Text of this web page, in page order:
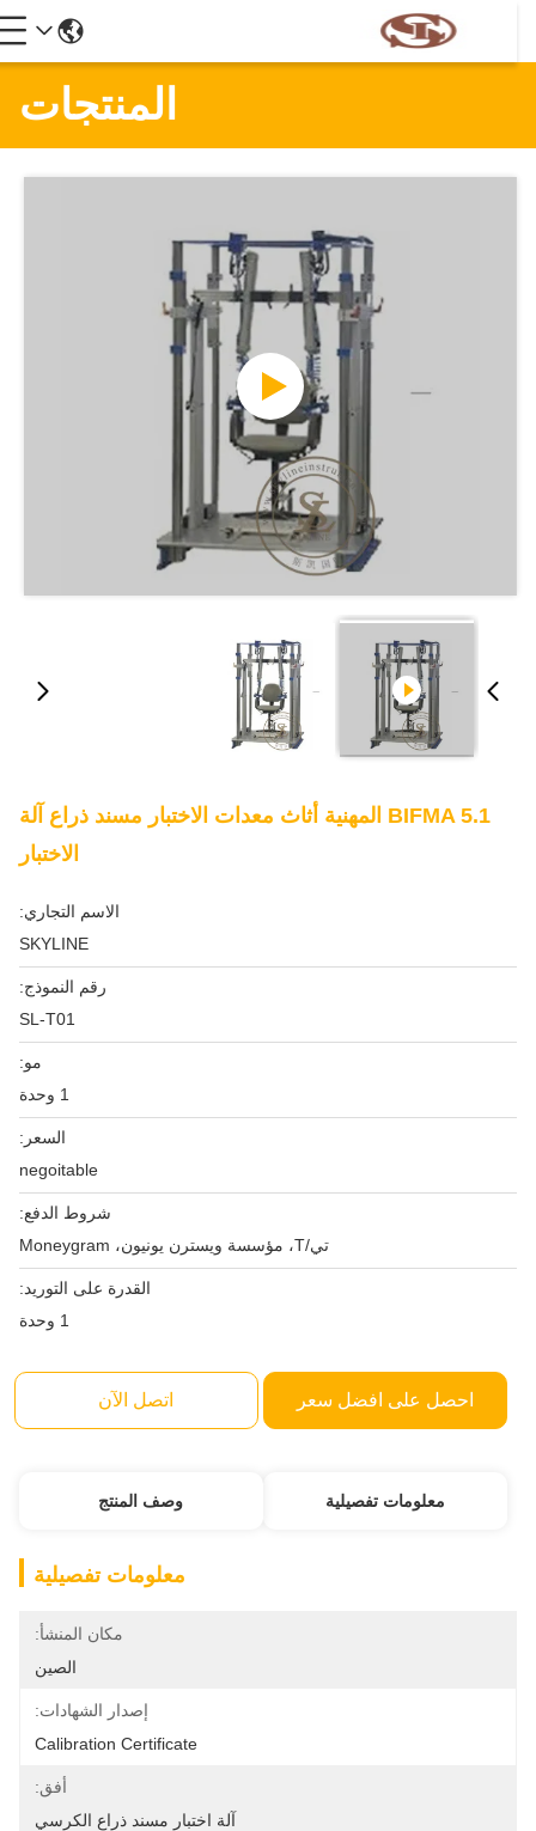
المنتجات
BIFMA 5.1 المهنية أثاث معدات الاختبار مسند ذراع آلة
الاختبار
الاسم التجاري:
SKYLINE
رقم النموذج:
SL-T01
مو:
السعر:
negoitable
شروط الدفع:
تي/T، مؤسسة ويسترن يونيون، Moneygram
القدرة على التوريد:
احصل على افضل سعر اتصل الآن
معلومات تفصيلية وصف المنتج
معلومات تفصيلية
مكان المنشأ:
الصين
إصدار الشهادات:
Calibration Certificate
أفق:
آلة اختبار مسند ذراع الكرسي